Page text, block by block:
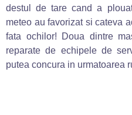
destul de tare cand a
meteo au favorizat si cateva
fata ochilor! Doua dintre
reparate de echipele de
putea concura in urmatoarea